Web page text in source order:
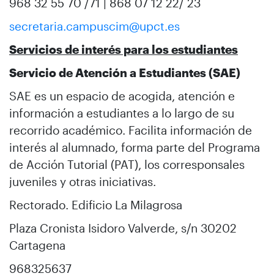
secretaria.campuscim@upct.es
Servicios de interés para los estudiantes
Servicio de Atención a Estudiantes (SAE)
SAE es un espacio de acogida, atención e
información a estudiantes a lo largo de su
recorrido académico. Facilita información de
interés al alumnado, forma parte del Programa
de Acción Tutorial (PAT), los corresponsales
juveniles y otras iniciativas.
Rectorado. Edificio La Milagrosa
Plaza Cronista Isidoro Valverde, s/n 30202
Cartagena
968325637